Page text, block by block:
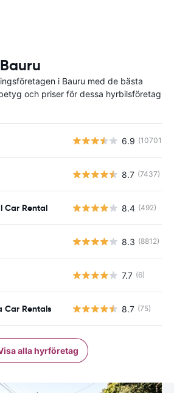
i Bauru med de bästa
och priser för dessa hyrbilsföretag
6.9 (10701)
8.7 (7437)
Car Rental 8.4 (492)
8.3 (8812)
7.7 (6)
Car Rentals 8.7 (75)
alla hyrföretag